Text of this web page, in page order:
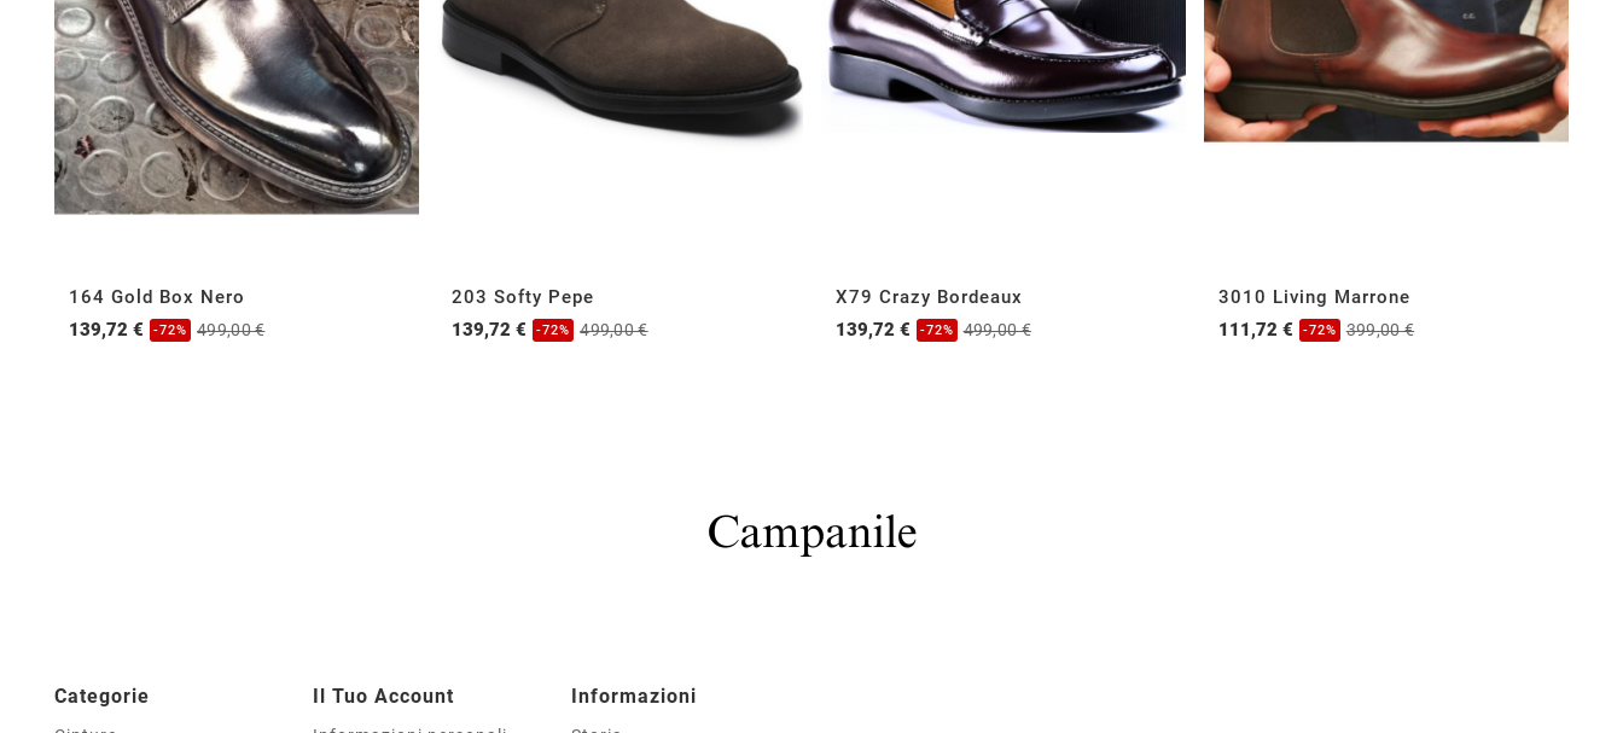
164 Gold Box Nero
139,72 €
-72% 499,00 €
203 Softy Pepe
139,72 €
-72% 499,00 €
X79 Crazy Bordeaux
139,72 €
-72% 499,00 €
3010 Living Marrone
111,72 €
-72% 399,00 €
Categorie Il Tuo Account Informazioni